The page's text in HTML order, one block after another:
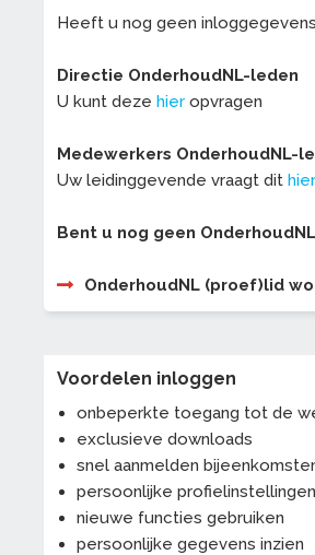
Heeft u nog geen
Directie OnderhoudNL-leden
U kunt deze hier opvragen
Medewerkers OnderhoudNL-
Uw leidinggevende vraagt dit hier
Bent u nog geen
OnderhoudNL (proef)lid
Voordelen inloggen
onbeperkte toegang tot de
exclusieve downloads
snel aanmelden
persoonlijke profielinstellingen
nieuwe functies gebruiken
persoonlijke gegevens inzien